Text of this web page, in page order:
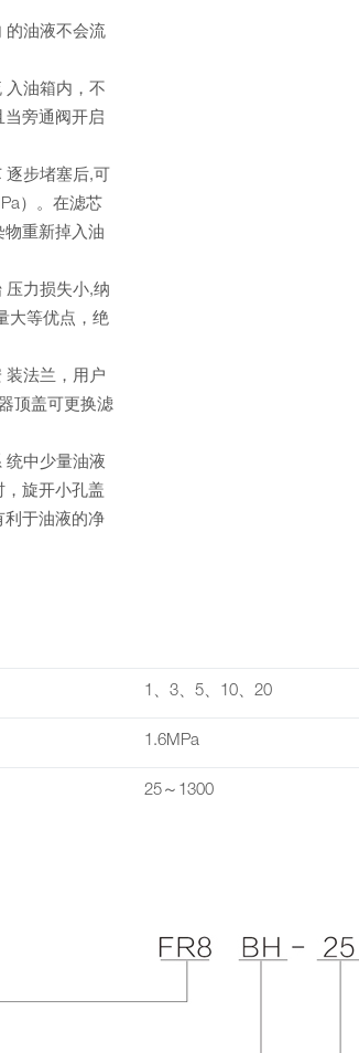
的油液不会流
入油箱内，不
旁通阀开启
步堵塞后,可
）。在滤芯
重新掉入油
压力损失小,纳
大等优点，绝
装法兰，用户
顶盖可更换滤
统中少量油液
，旋开小孔盖
利于油液的净
1、3、5、10、20
1.6MPa
25～1300